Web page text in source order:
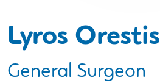
Lyros Orestis
General Surgeon